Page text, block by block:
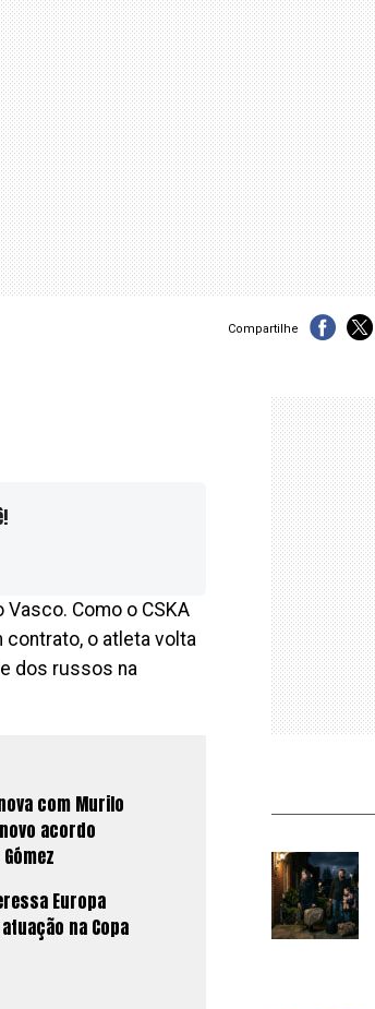
Compartilhe
Como o CSKA
o atleta volta
dos russos na
com Murilo
acordo
Europa
na Copa